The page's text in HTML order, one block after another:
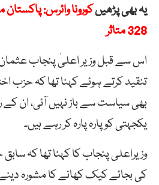
یہ بھی پڑھیں
328 متاثر
اس سے قبل وزیر اعلیٰ پنجاب عثمان
تنقید کرتے ہوئے کہنا تھا کہ حزب
بھی سیاست سے باز نہیں آئی، ان کے
یکجہتی کو پارہ پارہ کر رہے ہیں۔
وزیراعلی پنجاب کا کہنا تھا کہ سابق
کی بجائے کیک کھانے کا مشورہ